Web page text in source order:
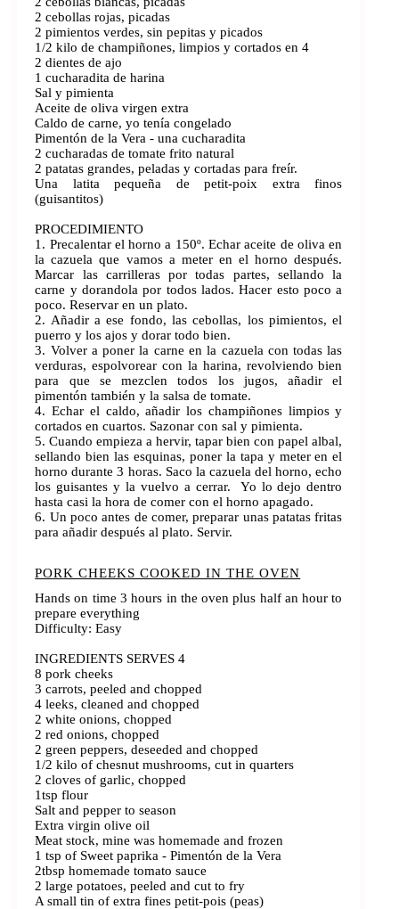
2 cebollas rojas, picadas
2 pimientos verdes, sin pepitas y picados
1/2 kilo de champiñones, limpios y cortados en 4
2 dientes de ajo
1 cucharadita de harina
Sal y pimienta
Aceite de oliva virgen extra
Caldo de carne, yo tenía congelado
Pimentón de la Vera - una cucharadita
2 cucharadas de tomate frito natural
2 patatas grandes, peladas y cortadas para freír.
Una latita pequeña de petit-poix extra finos
(guisantitos)
PROCEDIMIENTO
1. Precalentar el horno a 150º. Echar aceite de oliva en
la cazuela que vamos a meter en el horno después.
Marcar las carrilleras por todas partes, sellando la
carne y dorandola por todos lados. Hacer esto poco a
poco. Reservar en un plato.
2. Añadir a ese fondo, las cebollas, los pimientos, el
puerro y los ajos y dorar todo bien.
3. Volver a poner la carne en la cazuela con todas las
verduras, espolvorear con la harina, revolviendo bien
para que se mezclen todos los jugos, añadir el
pimentón también y la salsa de tomate.
4. Echar el caldo, añadir los champiñones limpios y
cortados en cuartos. Sazonar con sal y pimienta.
5. Cuando empieza a hervir, tapar bien con papel albal,
sellando bien las esquinas, poner la tapa y meter en el
horno durante 3 horas. Saco la cazuela del horno, echo
los guisantes y la vuelvo a cerrar. Yo lo dejo dentro
hasta casi la hora de comer con el horno apagado.
6. Un poco antes de comer, preparar unas patatas fritas
para añadir después al plato. Servir.
PORK CHEEKS COOKED IN THE OVEN
Hands on time 3 hours in the oven plus half an hour to
prepare everything
Difficulty: Easy
INGREDIENTS SERVES 4
8 pork cheeks
3 carrots, peeled and chopped
4 leeks, cleaned and chopped
2 white onions, chopped
2 red onions, chopped
2 green peppers, deseeded and chopped
1/2 kilo of chesnut mushrooms, cut in quarters
2 cloves of garlic, chopped
1tsp flour
Salt and pepper to season
Extra virgin olive oil
Meat stock, mine was homemade and frozen
1 tsp of Sweet paprika - Pimentón de la Vera
2tbsp homemade tomato sauce
2 large potatoes, peeled and cut to fry
A small tin of extra fines petit-pois (peas)